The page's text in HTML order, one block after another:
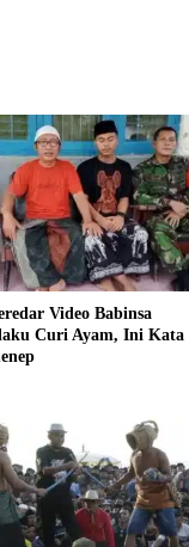
Video Babinsa
Curi Ayam, Ini Kata